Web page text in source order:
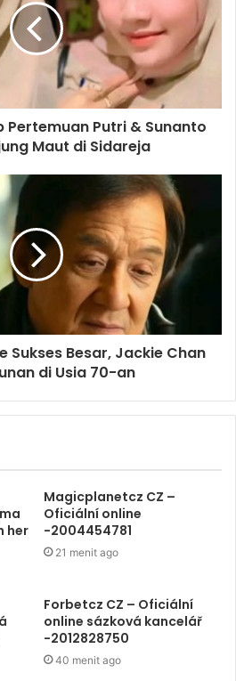
Pertemuan Putri & Sunanto
Maut di Sidareja
Sukses Besar, Jackie Chan
di Usia 70-an
her
Magicplanetcz CZ –
Oficiální online
-2004454781
21 menit ago
Forbetcz CZ – Oficiální
online sázková kancelář
-2012828750
40 menit ago